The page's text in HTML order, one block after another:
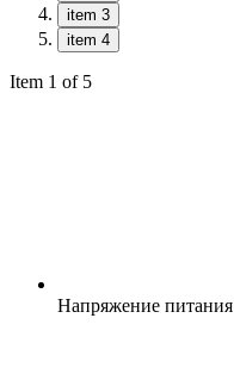
item 3
item 4
Item 1 of 5
Напряжение питания